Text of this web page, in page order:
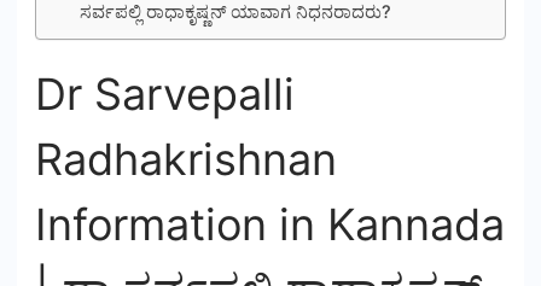
ಸರ್ವಪಲ್ಲಿ ರಾಧಾಕೃಷ್ಣನ್ ಯಾವಾಗ ನಿಧನರಾದರು?
Dr Sarvepalli
Radhakrishnan
Information in Kannada